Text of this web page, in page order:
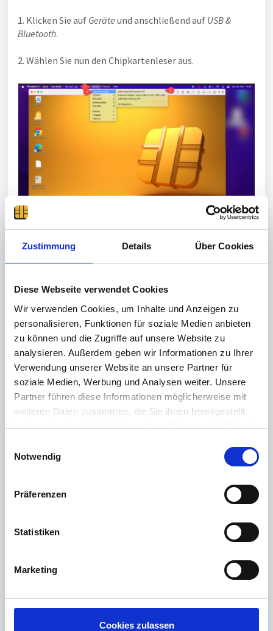
Zustimmung Details Über Cookies
Diese Webseite verwendet Cookies
Wir verwenden Cookies, um Inhalte und Anzeigen zu
personalisieren, Funktionen für soziale Medien anbieten
zu können und die Zugriffe auf unsere Website zu
analysieren. Außerdem geben wir Informationen zu Ihrer
Verwendung unserer Website an unsere Partner für
soziale Medien, Werbung und Analysen weiter. Unsere
Partner führen diese Informationen möglicherweise mit
weiteren Daten zusammen, die Sie ihnen bereitgestellt
haben oder die sie im Rahmen Ihrer Nutzung der Dienste
Weitere Informationen finden Sie in unserer
Notwendig
Präferenzen
Statistiken
Marketing
Cookies zulassen
1. Klicken Sie auf Geräte und anschließend auf USB &
Bluetooth.
2. Wählen Sie nun den Chipkartenleser aus.